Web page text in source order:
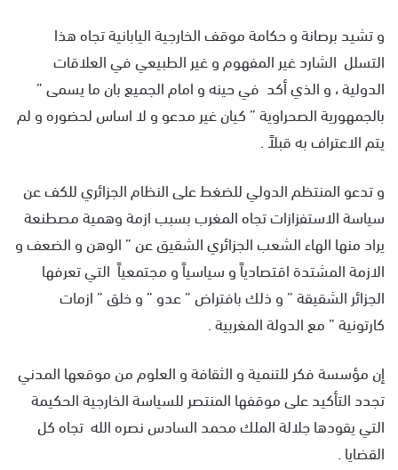
و تشيد برصانة و حكامة موقف الخارجية اليابانية تجاه هذا
التسلل الشارد غير المفهوم و غير الطبيعي في العلاقات
الدولية ، و الذي أكد في حينه و امام الجميع بان ما يسمى ”
بالجمهورية الصحراوية ” كيان غير مدعو و لا اساس لحضوره و لم
يتم الاعتراف به قبلاً .
و تدعو المنتظم الدولي للضغط على النظام الجزائري للكف عن
سياسة الاستفزازات تجاه المغرب بسبب ازمة وهمية مصطنعة
يراد منها الهاء الشعب الجزائري الشقيق عن ” الوهن و الضعف و
الازمة المشتدة اقتصادياً و سياسياً و مجتمعياً التي تعرفها
الجزائر الشقيقة ” و ذلك بافتراض ” عدو ” و خلق ” ازمات
كارتونية ” مع الدولة المغربية .
إن مؤسسة فكر للتنمية و الثقافة و العلوم من موقعها المدني
تجدد التأكيد على موقفها المنتصر للسياسة الخارجية الحكيمة
التي يقودها جلالة الملك محمد السادس نصره الله تجاه كل
القضايا .